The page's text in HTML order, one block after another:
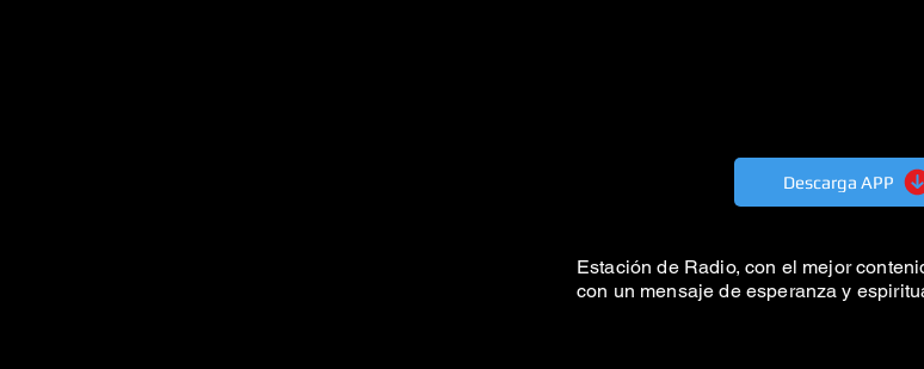
Descarga APP
Estación de Radio, con el mejor
con un mensaje de esperanza y